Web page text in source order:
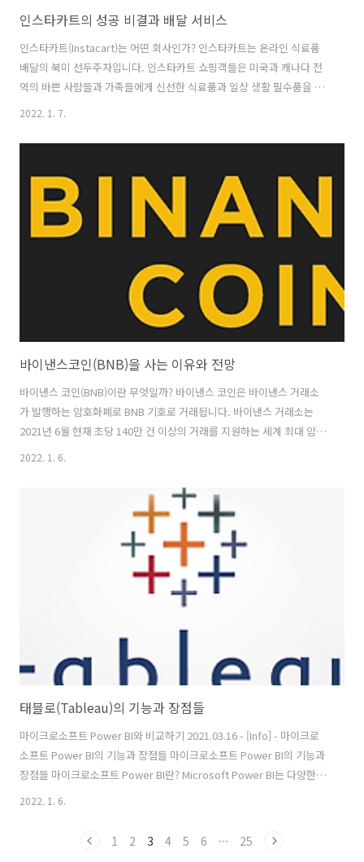
인스타카트의 성공 비결과 배달 서비스
인스타카트(Instacart)는 어떤 회사인가? 인스타카트는 온라인 식료품
배달의 북미 선두주자입니다. 인스타카트 쇼핑객들은 미국과 캐나다 전
역의 바쁜 사람들과 가족들에게 신선한 식료품과 일상 생활 필수품을 가
져다주기 위해 당일 배달과 픽업 서비스를 제공합니다. Instacart는 북
랜드 이름을 포함하여 500개 이상의 전국, 지역 및 지역 소매업체와 제휴
85%, 캐나다 가정의 70%가 이용할 수 있습니다. 이 회사의 최첨단 엔터
프라이즈 기술은 또한 세계 최대 소매업체들의 전자 상거래 플랫폼에 힘
을 실어주며, 자사의 화이트 라벨 웹사이트, 애플리케이션 및 제공 솔루..
2022. 1. 7.
바이낸스코인(BNB)을 사는 이유와 전망
바이낸스 코인(BNB)이란 무엇일까? 바이낸스 코인은 바이낸스 거래소
가 발행하는 암호화폐로 BNB 기호로 거래됩니다. 바이낸스 거래소는
2021년 6월 현재 초당 140만 건 이상의 거래를 지원하는 세계 최대 암호
니다. 즉, BNB를 사용하여 거래를 완료하면 100달러 거래에서 10센트를
지불하는 대신 5센트만 지불하게 됩니다. BNB는 처음에는 이더리움 네
트워크를 기반으로 했지만 현재는 바이낸스 자체 블록체인인 바이낸스
체인의 네이티브 가상화폐입니다. 매 분기마다 바이낸스는 수익의 5분의
1을 재매입하여 금고에 있는 바이낸스 동전을 영구히 파괴하거나 "소
2022. 1. 6.
태블로(Tableau)의 기능과 장점들
마이크로소프트 Power BI와 비교하기 2021.03.16 - [Info] - 마이크로
소프트 Power BI의 기능과 장점들 마이크로소프트 Power BI의 기능과
장점들 마이크로소프트 Power BI란? Microsoft Power BI는 다양한 소
스의 데이터를 유용한 비즈니스 인텔리전스 보고서로 변환하는 비즈니
tech95.kr 태블로란? Tableau Software는 BI(비즈니스 인텔리전스)
2022. 1. 6.
1 2 3 4 5 6 ··· 25